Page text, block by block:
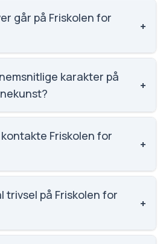
går på Friskolen for
+
har 98 elever, hvilket gør
ud af 3143 skoler.karakter på
+
på Friskolen for Scenekunst
af 3143 skoler.Friskolen for
+
odense.dk. Telefon: 6312
Teater Balletskolen
20, 5000 Odense C.
trivsel på Friskolen for
+
trivsel for Friskolen for